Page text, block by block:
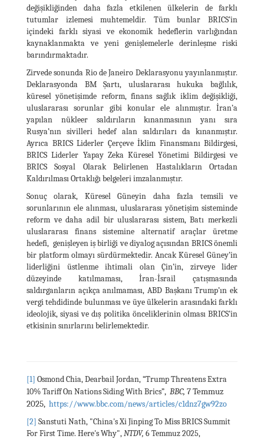
değişikliğinden daha fazla etkilenen ülkelerin de farklı
tutumlar izlemesi muhtemeldir. Tüm bunlar BRICS’in
içindeki farklı siyasi ve ekonomik hedeflerin varlığından
kaynaklanmakta ve yeni genişlemelerle derinleşme riski
barındırmaktadır.
Zirvede sonunda Rio de Janeiro Deklarasyonu yayınlanmıştır.
Deklarasyonda BM Şartı, uluslararası hukuka bağlılık,
küresel yönetişimde reform, finans sağlık iklim değişikliği,
uluslararası sorunlar gibi konular ele alınmıştır. İran’a
yapılan nükleer saldırıların kınanmasının yanı sıra
Rusya’nın sivilleri hedef alan saldırıları da kınanmıştır.
Ayrıca BRICS Liderler Çerçeve İklim Finansmanı Bildirgesi,
BRICS Liderler Yapay Zeka Küresel Yönetimi Bildirgesi ve
BRICS Sosyal Olarak Belirlenen Hastalıkların Ortadan
Kaldırılması Ortaklığı belgeleri imzalanmıştır.
Sonuç olarak, Küresel Güneyin daha fazla temsili ve
sorunlarının ele alınması, uluslararası yönetişim sisteminde
reform ve daha adil bir uluslararası sistem, Batı merkezli
uluslararası finans sistemine alternatif araçlar üretme
hedefi, genişleyen iş birliği ve diyalog açısından BRICS önemli
bir platform olmayı sürdürmektedir. Ancak Küresel Güney’in
liderliğini üstlenme ihtimali olan Çin’in, zirveye lider
düzeyinde katılmaması, İran-İsrail çatışmasında
saldırganların açıkça anılmaması, ABD Başkanı Trump’ın ek
vergi tehdidinde bulunması ve üye ülkelerin arasındaki farklı
ideolojik, siyasi ve dış politika önceliklerinin olması BRICS’in
etkisinin sınırlarını belirlemektedir.
[1] Osmond Chia, Dearbail Jordan, “Trump Threatens Extra
10% Tariff On Nations Siding With Brics”, BBC, 7 Temmuz
2025, https://www.bbc.com/news/articles/c1dnz7gw92zo
[2] Sanstuti Nath, "China's Xi Jinping To Miss BRICS Summit
For First Time. Here's Why",NTDV, 6 Temmuz 2025,